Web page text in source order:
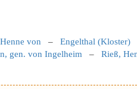
von – Engelthal (Kloster)
gen. von Ingelheim – Rieß,